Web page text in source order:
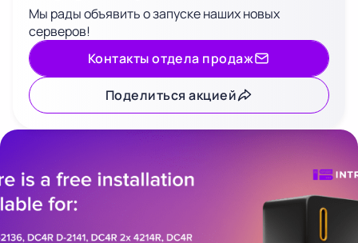
Мы рады объявить о запуске наших новых
серверов!
Контакты отдела продаж
Поделиться акцией
Latvia
21%
Lithuania
21%
17%
23%
Portugal
20%
21%
USA
0%